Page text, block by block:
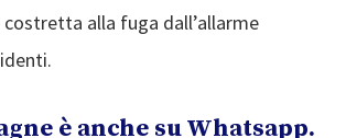
costretta alla fuga dall’allarme
è anche su Whatsapp.